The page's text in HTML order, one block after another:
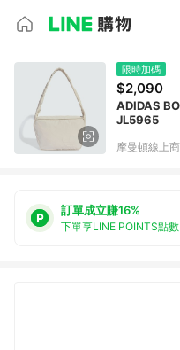
限時加碼
$2,090
ADIDAS
JL5965
摩曼頓線上
訂單成立賺16%
下單享LINE POINTS點數